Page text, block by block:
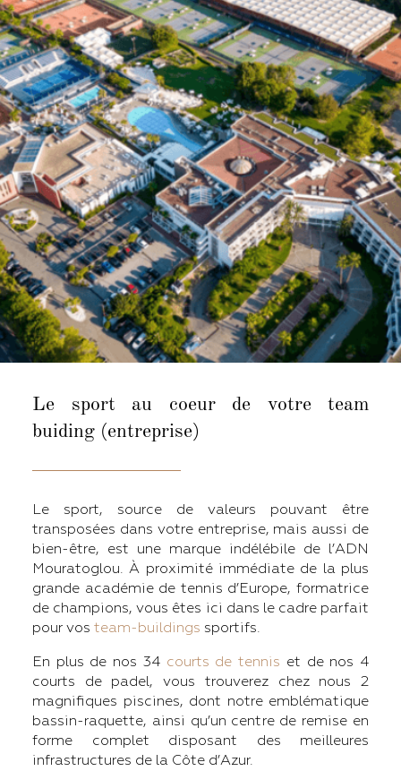
Le sport au coeur de votre team
buiding (entreprise)
Le sport, source de valeurs pouvant être
transposées dans votre entreprise, mais aussi de
bien-être, est une marque indélébile de l’ADN
Mouratoglou. À proximité immédiate de la plus
grande académie de tennis d’Europe, formatrice
de champions, vous êtes ici dans le cadre parfait
pour vos team-buildings sportifs.
En plus de nos 34 courts de tennis et de nos 4
courts de padel, vous trouverez chez nous 2
magnifiques piscines, dont notre emblématique
bassin-raquette, ainsi qu’un centre de remise en
forme complet disposant des meilleures
infrastructures de la Côte d’Azur.